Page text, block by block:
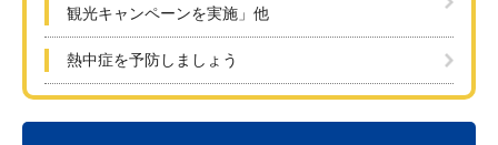
観光キャンペーンを実施」他
熱中症を予防しましょう